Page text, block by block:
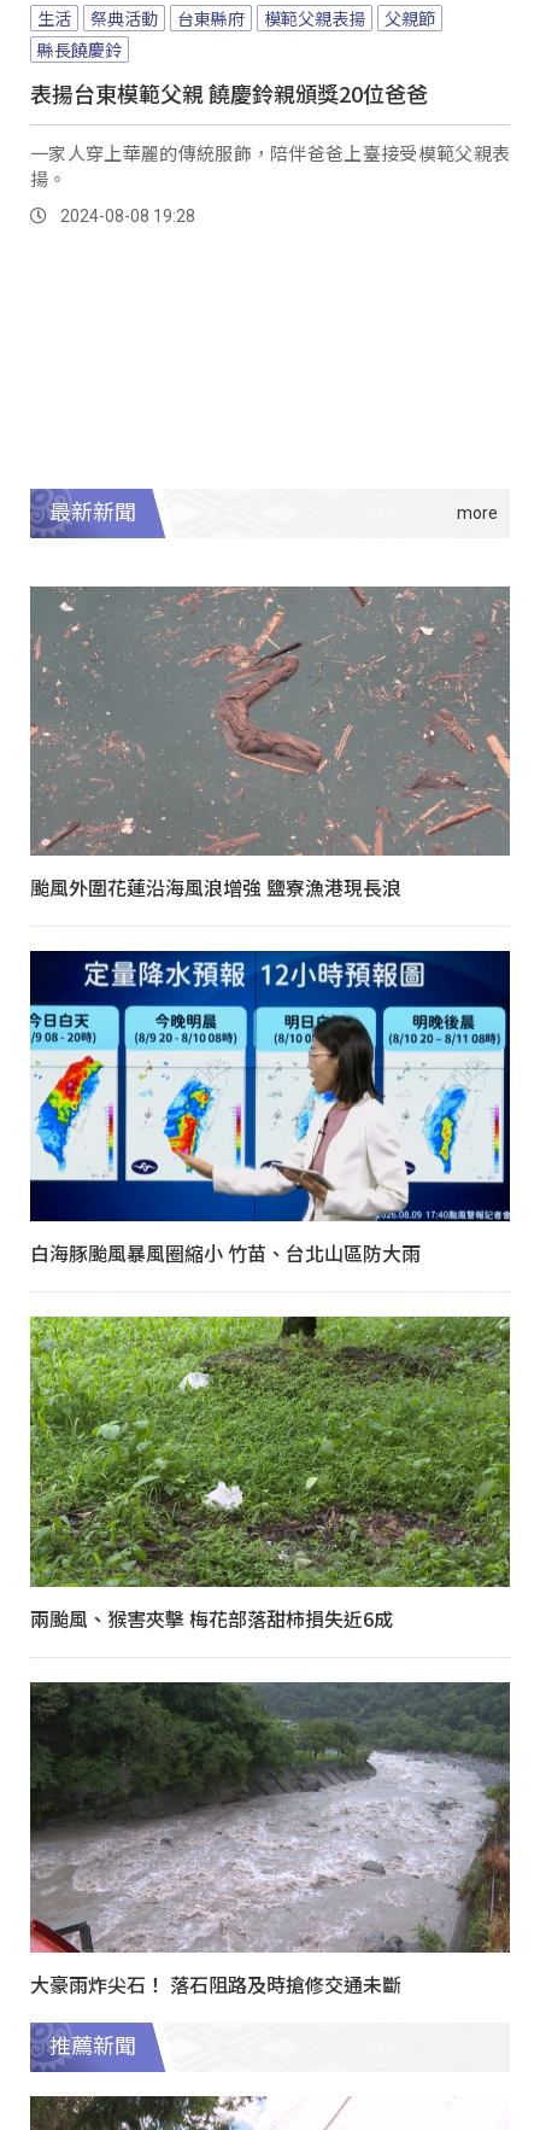
生活 祭典活動 台東縣府 模範父親表揚
父親節
縣長饒慶鈴
表揚台東模範父親 饒慶鈴親頒獎20位爸爸
一家人穿上華麗的傳統服飾，陪伴爸爸上臺接受模範父親表
揚。
2024-08-08 19:28
最新新聞
颱風外圍花蓮沿海風浪增強 鹽寮漁港現長浪
白海豚颱風暴風圈縮小 竹苗、台北山區防大雨
兩颱風、猴害夾擊 梅花部落甜柿損失近6成
大豪雨炸尖石！ 落石阻路及時搶修交通未斷
推薦新聞